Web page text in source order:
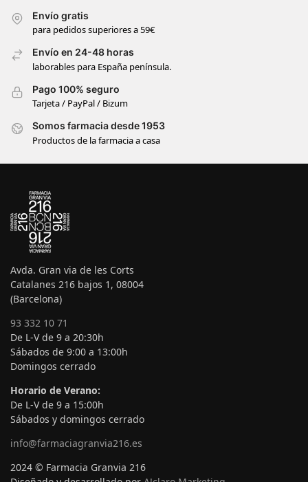
Envío gratis
para pedidos superiores a 59€
Envío en 24-48 horas
laborables para España península.
Pago 100% seguro
Tarjeta / PayPal / Bizum
Somos farmacia desde 1953
Productos de la farmacia a casa
Avda. Gran via de les Corts
Catalanes 216 bajos 1, 08004
(Barcelona)
93 332 10 71
De L-V de 9 a 20:30h
Sábados de 9:00 a 13:00h
Domingos cerrado
Horario de Verano:
De L-V de 9 a 15:00h
Sábados y domingos cerrado
info@farmaciagranvia216.es
2024 © Farmacia Granvia 216